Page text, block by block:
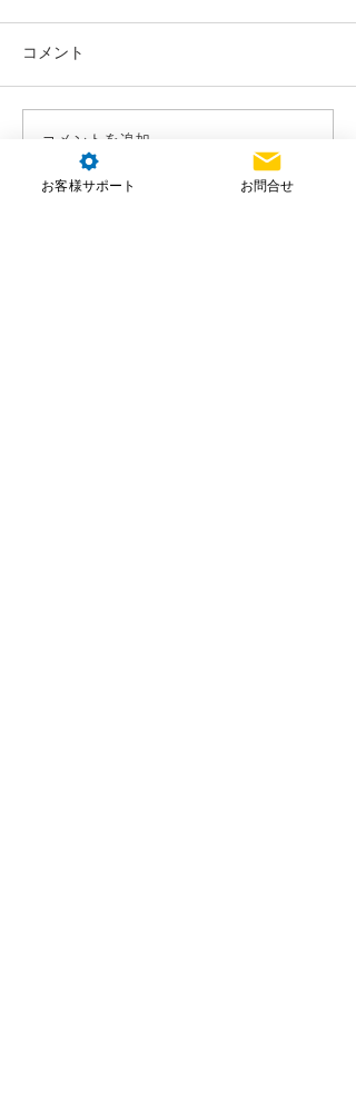
コメント
コメントを追加…
お客様サポート お問合せ